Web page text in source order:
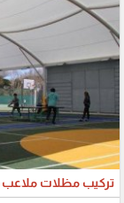
تركيب مظلات ملاعب